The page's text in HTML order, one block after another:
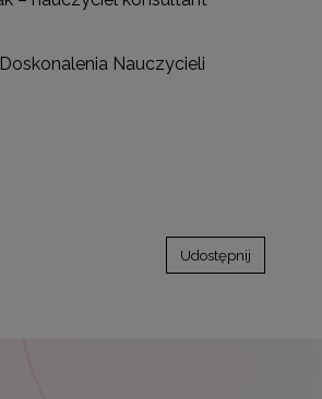
Nauczycieli
Udostępnij